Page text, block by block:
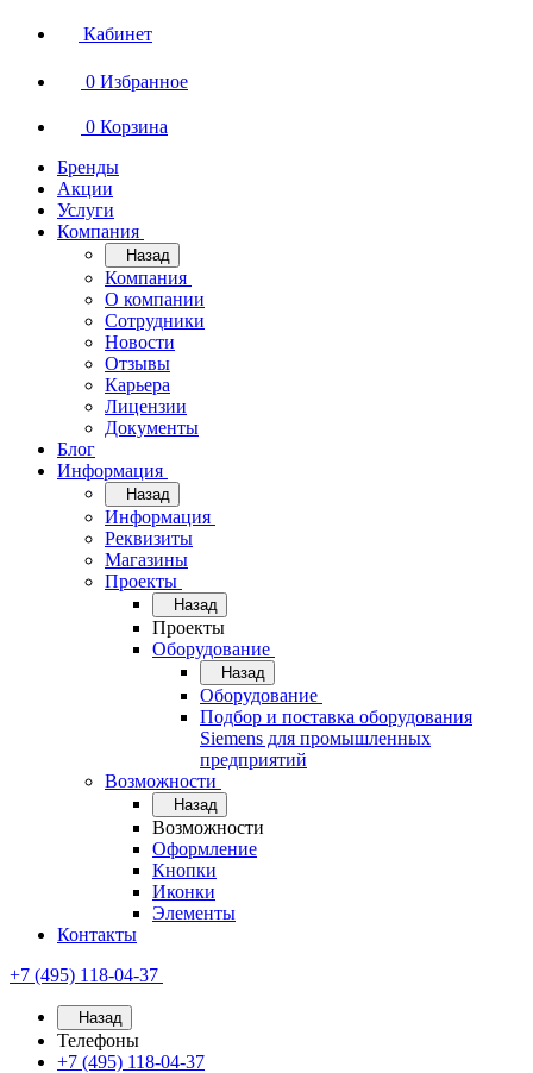
Кабинет
0 Избранное
0 Корзина
Бренды
Акции
Услуги
Компания
Назад
Компания
О компании
Сотрудники
Новости
Отзывы
Карьера
Лицензии
Документы
Блог
Информация
Назад
Информация
Реквизиты
Магазины
Проекты
Назад
Проекты
Оборудование
Назад
Оборудование
Подбор и поставка оборудования
Siemens для промышленных
предприятий
Возможности
Назад
Возможности
Оформление
Кнопки
Иконки
Элементы
Контакты
+7 (495) 118-04-37
Назад
Телефоны
+7 (495) 118-04-37